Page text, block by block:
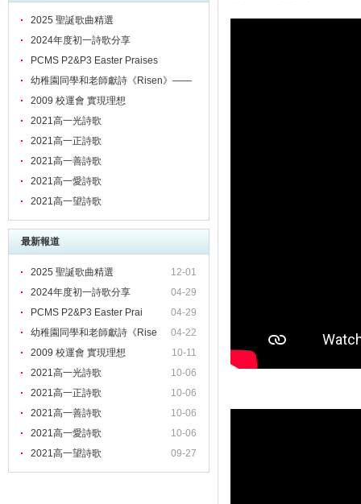
2025 聖誕歌曲精選
2024年度初一詩歌分享
PCMS P2&P3 Easter Praises
幼稚園同學和老師獻詩《Risen》——
頌揚主的愛！
2009 校運會 實現理想
2021高一光詩歌
2021高一正詩歌
2021高一善詩歌
2021高一愛詩歌
2021高一望詩歌
最新報道
12-01
2025 聖誕歌曲精選
04-29
2024年度初一詩歌分享
04-29
PCMS P2&P3 Easter Prai
04-22
幼稚園同學和老師獻詩《Rise
10-11
2009 校運會 實現理想
10-06
2021高一光詩歌
10-06
2021高一正詩歌
10-06
2021高一善詩歌
10-06
2021高一愛詩歌
09-27
2021高一望詩歌